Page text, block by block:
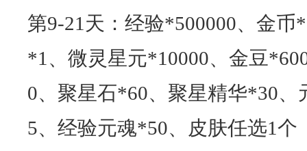
第9-21天：经验*500000、金币
*1、微灵星元*10000、金豆
0、聚星石*60、聚星精华*30、
5、经验元魂*50、皮肤任选1个